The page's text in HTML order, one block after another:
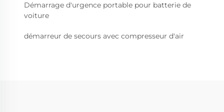
Démarrage d'urgence portable pour batterie de
voiture
démarreur de secours avec compresseur d'air